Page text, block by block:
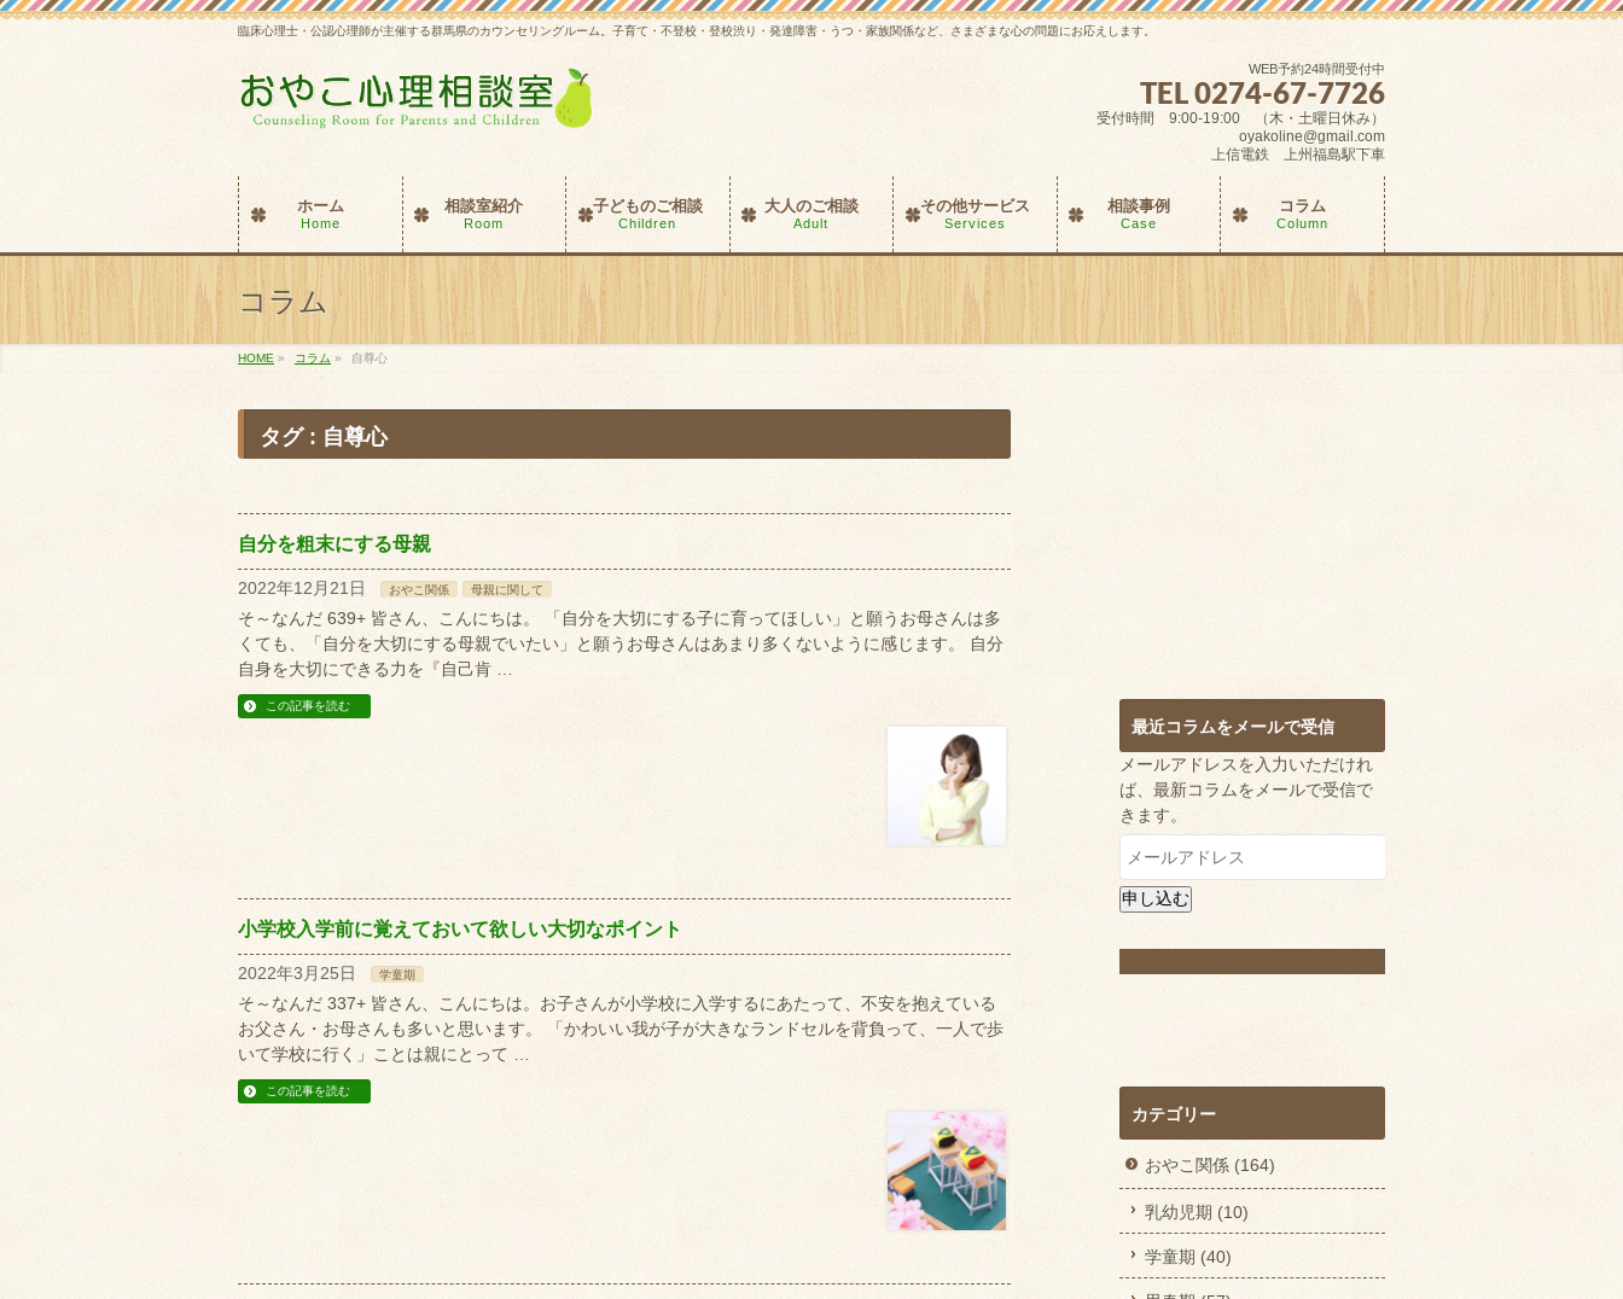
臨床心理士・公認心理師が主催する群馬県のカウンセリングルーム。子育て・不登校・登校渋り・発達障害・うつ・家族関係など、さまざまな心の問題にお応えします。
WEB予約24時間受付中
TEL 0274-67-7726
受付時間 9:00-19:00 （木・土曜日休み）
oyakoline@gmail.com
上信電鉄 上州福島駅下車
ホーム
Home
相談室紹介
Room
子どものご相談
Children
大人のご相談
Adult
その他サービス
Services
相談事例
Case
コラム
Column
コラム
HOME » コラム » 自尊心
タグ : 自尊心
自分を粗末にする母親
2022年12月21日 おやこ関係 母親に関して
そ～なんだ 639+ 皆さん、こんにちは。 「自分を大切にする子に育ってほしい」と願うお母さんは多
くても、「自分を大切にする母親でいたい」と願うお母さんはあまり多くないように感じます。 自分
自身を大切にできる力を『自己肯 …
この記事を読む
小学校入学前に覚えておいて欲しい大切なポイント
2022年3月25日 学童期
そ～なんだ 337+ 皆さん、こんにちは。お子さんが小学校に入学するにあたって、不安を抱えている
お父さん・お母さんも多いと思います。 「かわいい我が子が大きなランドセルを背負って、一人で歩
いて学校に行く」ことは親にとって …
この記事を読む
最近コラムをメールで受信
メールアドレスを入力いただけれ
ば、最新コラムをメールで受信で
きます。
メ
ー
ル
ア
申し込む
カテゴリー
おやこ関係 (164)
乳幼児期 (10)
学童期 (40)